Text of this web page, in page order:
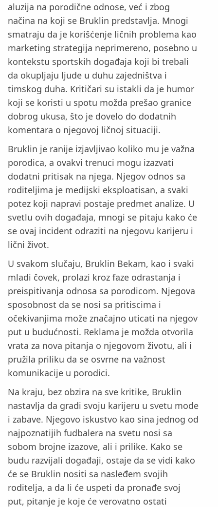
aluzija na porodične odnose, već i zbog
načina na koji se Bruklin predstavlja. Mnogi
smatraju da je korišćenje ličnih problema kao
marketing strategija neprimereno, posebno u
kontekstu sportskih događaja koji bi trebali
da okupljaju ljude u duhu zajedništva i
timskog duha. Kritičari su istakli da je humor
koji se koristi u spotu možda prešao granice
dobrog ukusa, što je dovelo do dodatnih
komentara o njegovoj ličnoj situaciji.
Bruklin je ranije izjavljivao koliko mu je važna
porodica, a ovakvi trenuci mogu izazvati
dodatni pritisak na njega. Njegov odnos sa
roditeljima je medijski eksploatisan, a svaki
potez koji napravi postaje predmet analize. U
svetlu ovih događaja, mnogi se pitaju kako će
se ovaj incident odraziti na njegovu karijeru i
lični život.
U svakom slučaju, Bruklin Bekam, kao i svaki
mladi čovek, prolazi kroz faze odrastanja i
preispitivanja odnosa sa porodicom. Njegova
sposobnost da se nosi sa pritiscima i
očekivanjima može značajno uticati na njegov
put u budućnosti. Reklama je možda otvorila
vrata za nova pitanja o njegovom životu, ali i
pružila priliku da se osvrne na važnost
komunikacije u porodici.
Na kraju, bez obzira na sve kritike, Bruklin
nastavlja da gradi svoju karijeru u svetu mode
i zabave. Njegovo iskustvo kao sina jednog od
najpoznatijih fudbalera na svetu nosi sa
sobom brojne izazove, ali i prilike. Kako se
budu razvijali događaji, ostaje da se vidi kako
će se Bruklin nositi sa nasleđem svojih
roditelja, a da li će uspeti da pronađe svoj
put, pitanje je koje će verovatno ostati